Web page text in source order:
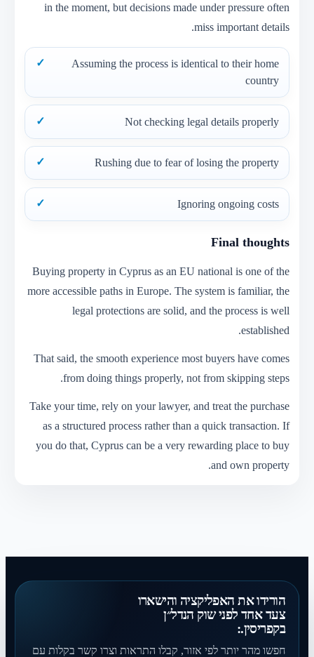
in the moment, but decisions made under pressure often
miss important details.
Assuming the process is identical to their home
country
Not checking legal details properly
Rushing due to fear of losing the property
Ignoring ongoing costs
Final thoughts
Buying property in Cyprus as an EU national is one of the
more accessible paths in Europe. The system is familiar, the
legal protections are solid, and the process is well
established.
That said, the smooth experience most buyers have comes
from doing things properly, not from skipping steps.
Take your time, rely on your lawyer, and treat the purchase
as a structured process rather than a quick transaction. If
you do that, Cyprus can be a very rewarding place to buy
and own property.
הורידו את האפליקציה והישארו
צעד אחד לפני שוק הנדל״ן
בקפריסין.:
חפשו מהר יותר לפי אזור, קבלו התראות וצרו קשר בקלות עם